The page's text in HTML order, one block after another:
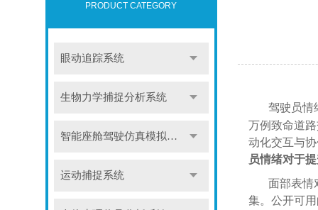
PRODUCT CATEGORY
眼动追踪系统
生物力学捕捉分析系统
智能座舱驾驶仿真模拟系统
运动捕捉系统
驾驶员情
万例致命道
动化交互与
员情绪对于
面部表情
集。公开可